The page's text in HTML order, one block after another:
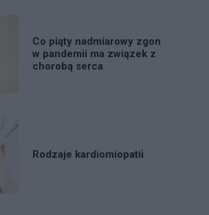
Co piąty nadmiarowy zgon
w pandemii ma związek z
chorobą serca
Rodzaje kardiomiopatii